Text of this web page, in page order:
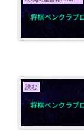
読む